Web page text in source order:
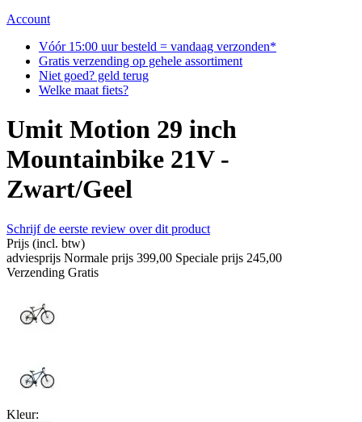
Account
Vóór 15:00 uur besteld = vandaag verzonden*
Gratis verzending op gehele assortiment
Niet goed? geld terug
Welke maat fiets?
Umit Motion 29 inch
Mountainbike 21V -
Zwart/Geel
Schrijf de eerste review over dit product
Prijs (incl. btw)
adviesprijs Normale prijs 399,00 Speciale prijs 245,00
Verzending Gratis
Kleur: